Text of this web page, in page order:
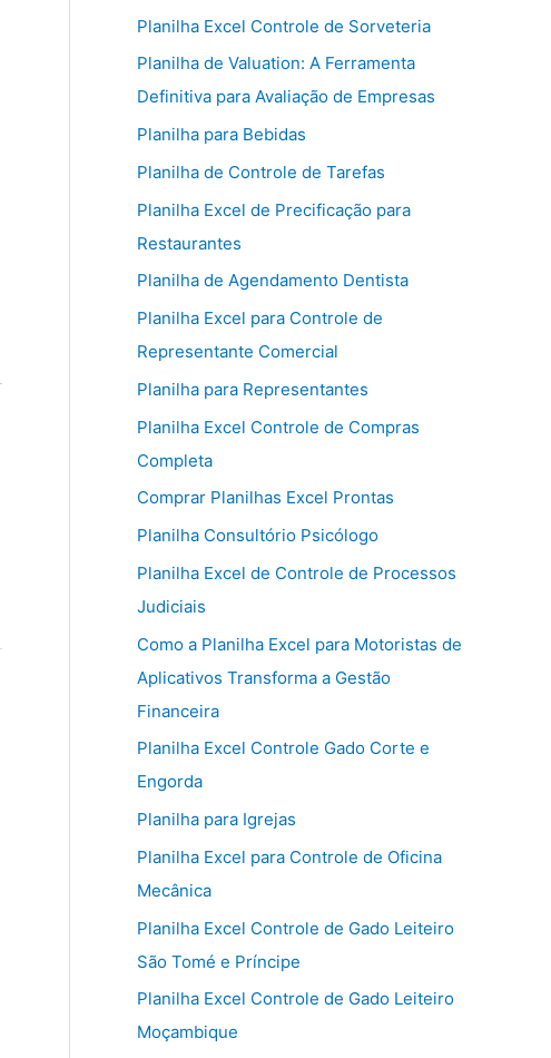
Planilha Excel Controle de Sorveteria
Planilha de Valuation: A Ferramenta
Definitiva para Avaliação de Empresas
Planilha para Bebidas
Planilha de Controle de Tarefas
Planilha Excel de Precificação para
Restaurantes
Planilha de Agendamento Dentista
Planilha Excel para Controle de
Representante Comercial
Planilha para Representantes
Planilha Excel Controle de Compras
Completa
Comprar Planilhas Excel Prontas
Planilha Consultório Psicólogo
Planilha Excel de Controle de Processos
Judiciais
Como a Planilha Excel para Motoristas de
Aplicativos Transforma a Gestão
Financeira
Planilha Excel Controle Gado Corte e
Engorda
Planilha para Igrejas
Planilha Excel para Controle de Oficina
Mecânica
Planilha Excel Controle de Gado Leiteiro
São Tomé e Príncipe
Planilha Excel Controle de Gado Leiteiro
Moçambique